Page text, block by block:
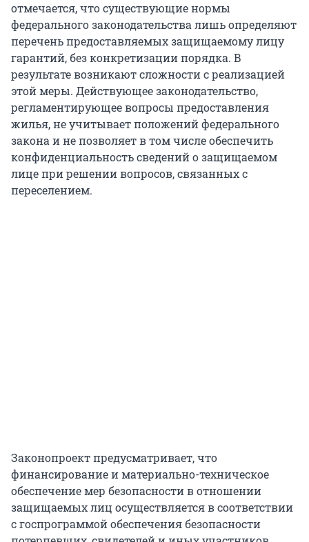
отмечается, что существующие нормы
федерального законодательства лишь определяют
перечень предоставляемых защищаемому лицу
гарантий, без конкретизации порядка. В
результате возникают сложности с реализацией
этой меры. Действующее законодательство,
регламентирующее вопросы предоставления
жилья, не учитывает положений федерального
закона и не позволяет в том числе обеспечить
конфиденциальность сведений о защищаемом
лице при решении вопросов, связанных с
переселением.
Законопроект предусматривает, что
финансирование и материально-техническое
обеспечение мер безопасности в отношении
защищаемых лиц осуществляется в соответствии
с госпрограммой обеспечения безопасности